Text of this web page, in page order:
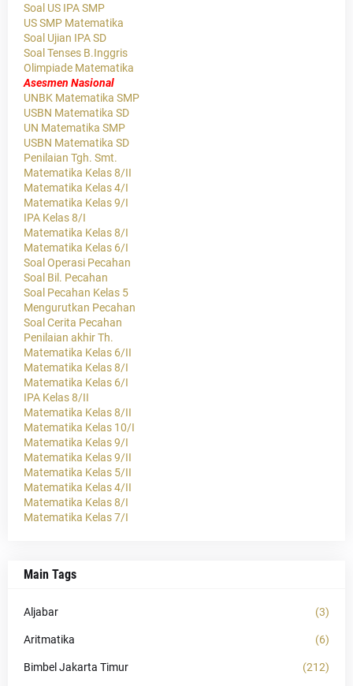
Soal US IPA SMP
US SMP Matematika
Soal Ujian IPA SD
Soal Tenses B.Inggris
Olimpiade Matematika
Asesmen Nasional
UNBK Matematika SMP
USBN Matematika SD
UN Matematika SMP
USBN Matematika SD
Penilaian Tgh. Smt.
Matematika Kelas 8/II
Matematika Kelas 4/I
Matematika Kelas 9/I
IPA Kelas 8/I
Matematika Kelas 8/I
Matematika Kelas 6/I
Soal Operasi Pecahan
Soal Bil. Pecahan
Soal Pecahan Kelas 5
Mengurutkan Pecahan
Soal Cerita Pecahan
Penilaian akhir Th.
Matematika Kelas 6/II
Matematika Kelas 8/I
Matematika Kelas 6/I
IPA Kelas 8/II
Matematika Kelas 8/II
Matematika Kelas 10/I
Matematika Kelas 9/I
Matematika Kelas 9/II
Matematika Kelas 5/II
Matematika Kelas 4/II
Matematika Kelas 8/I
Matematika Kelas 7/I
Main Tags
Aljabar (3)
Aritmatika (6)
Bimbel Jakarta Timur (212)